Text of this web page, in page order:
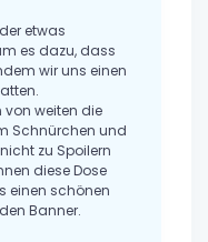
etwas
es dazu, dass
wir uns einen
weiten die
Schnürchen und
zu Spoilern
diese Dose
einen schönen
Banner.